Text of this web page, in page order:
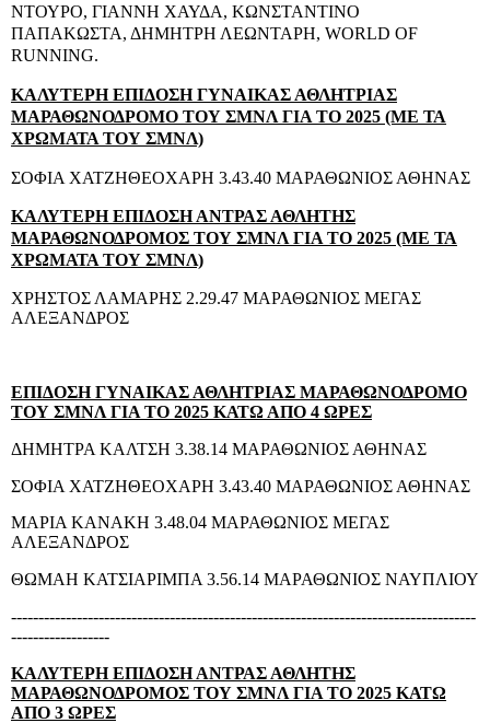
ΝΤΟΥΡΟ, ΓΙΑΝΝΗ ΧΑΥΔΑ, ΚΩΝΣΤΑΝΤΙΝΟ
ΠΑΠΑΚΩΣΤΑ, ΔΗΜΗΤΡΗ ΛΕΩΝΤΑΡΗ, WORLD OF
RUNNING.
ΚΑΛΥΤΕΡΗ ΕΠΙΔΟΣΗ ΓΥΝΑΙΚΑΣ ΑΘΛΗΤΡΙΑΣ
ΜΑΡΑΘΩΝΟΔΡΟΜΟ ΤΟΥ ΣΜΝΛ ΓΙΑ ΤΟ 2025 (ΜΕ ΤΑ
ΧΡΩΜΑΤΑ ΤΟΥ ΣΜΝΛ)
ΣΟΦΙΑ ΧΑΤΖΗΘΕΟΧΑΡΗ 3.43.40 ΜΑΡΑΘΩΝΙΟΣ ΑΘΗΝΑΣ
ΚΑΛΥΤΕΡΗ ΕΠΙΔΟΣΗ ΑΝΤΡΑΣ ΑΘΛΗΤΗΣ
ΜΑΡΑΘΩΝΟΔΡΟΜΟΣ ΤΟΥ ΣΜΝΛ ΓΙΑ ΤΟ 2025 (ΜΕ ΤΑ
ΧΡΩΜΑΤΑ ΤΟΥ ΣΜΝΛ)
ΧΡΗΣΤΟΣ ΛΑΜΑΡΗΣ 2.29.47 ΜΑΡΑΘΩΝΙΟΣ ΜΕΓΑΣ
ΑΛΕΞΑΝΔΡΟΣ
ΕΠΙΔΟΣΗ ΓΥΝΑΙΚΑΣ ΑΘΛΗΤΡΙΑΣ ΜΑΡΑΘΩΝΟΔΡΟΜΟ
ΤΟΥ ΣΜΝΛ ΓΙΑ ΤΟ 2025 ΚΑΤΩ ΑΠΟ 4 ΩΡΕΣ
ΔΗΜΗΤΡΑ ΚΑΛΤΣΗ 3.38.14 ΜΑΡΑΘΩΝΙΟΣ ΑΘΗΝΑΣ
ΣΟΦΙΑ ΧΑΤΖΗΘΕΟΧΑΡΗ 3.43.40 ΜΑΡΑΘΩΝΙΟΣ ΑΘΗΝΑΣ
ΜΑΡΙΑ ΚΑΝΑΚΗ 3.48.04 ΜΑΡΑΘΩΝΙΟΣ ΜΕΓΑΣ
ΑΛΕΞΑΝΔΡΟΣ
ΘΩΜΑΗ ΚΑΤΣΙΑΡΙΜΠΑ 3.56.14 ΜΑΡΑΘΩΝΙΟΣ ΝΑΥΠΛΙΟΥ
-------------------------------------------------------------------------------------
------------------
ΚΑΛΥΤΕΡΗ ΕΠΙΔΟΣΗ ΑΝΤΡΑΣ ΑΘΛΗΤΗΣ
ΜΑΡΑΘΩΝΟΔΡΟΜΟΣ ΤΟΥ ΣΜΝΛ ΓΙΑ ΤΟ 2025 ΚΑΤΩ
ΑΠΟ 3 ΩΡΕΣ